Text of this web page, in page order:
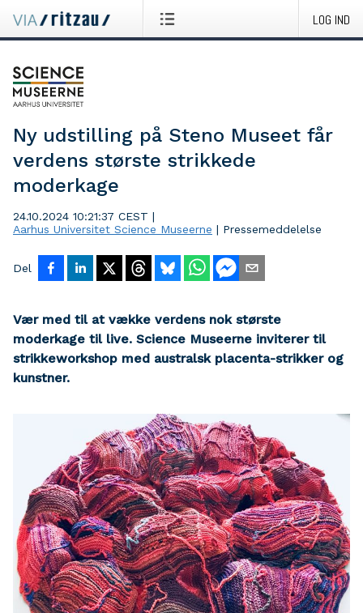
LOG IND
Ny udstilling på Steno Museet får
verdens største strikkede
moderkage
24.10.2024 10:21:37 CEST |
Aarhus Universitet Science Museerne | Pressemeddelelse
Del
Vær med til at vække verdens nok største
moderkage til live. Science Museerne inviterer til
strikkeworkshop med australsk placenta-strikker og
kunstner.